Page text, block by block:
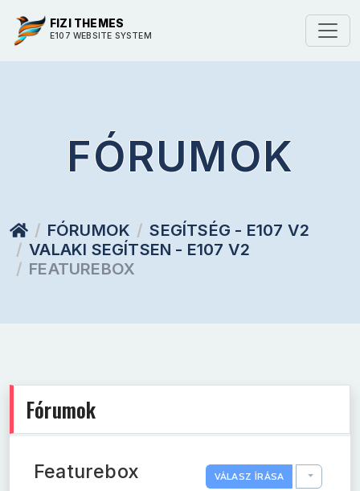
FIZI THEMES
E107 WEBSITE SYSTEM
FÓRUMOK
FÓRUMOK
SEGÍTSÉG - E107 V2
VALAKI SEGÍTSEN - E107 V2
FEATUREBOX
Fórumok
Featurebox VÁLASZ ÍRÁSA TOGGLE